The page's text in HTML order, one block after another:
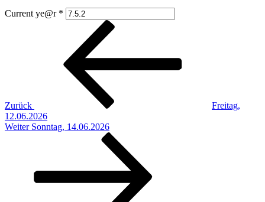
Current ye@r *
Beitragsnavigation
Zurück
Freitag,
12.06.2026
Nächster
Weiter Sonntag, 14.06.2026